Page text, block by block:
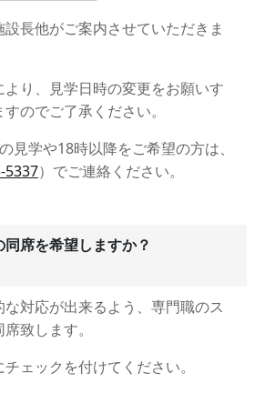
長他がご案内させていただきま
り、見学日時の変更をお願いす
のでご了承ください。
見学や18時以降をご希望の方は、
5337）でご連絡ください。
席を希望しますか？
な対応が出来るよう、専門職のス
致します。
ェックを付けてください。